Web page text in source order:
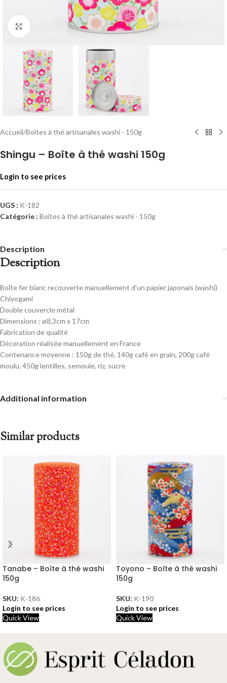
Click to enlarge
Accueil/Boîtes à thé artisanales washi - 150g
Shingu – Boîte à thé washi 150g
Login to see prices
UGS : K-182
Catégorie : Boîtes à thé artisanales washi - 150g
Description
Description
Boîte fer blanc recouverte manuellement d’un papier japonais (washi)
Chiyogami
Double couvercle métal
Dimensions : ø8,3cm x 17cm
Fabrication de qualité
Décoration réalisée manuellement en France
Contenance moyenne : 150g de thé, 140g café en grain, 200g café
moulu, 450g lentilles, semoule, riz, sucre
Additional information
Similar products
Tanabe – Boîte à thé washi
150g
SKU: K-186
Login to see prices
Quick View
Toyono – Boîte à thé washi
150g
SKU: K-190
Login to see prices
Quick View